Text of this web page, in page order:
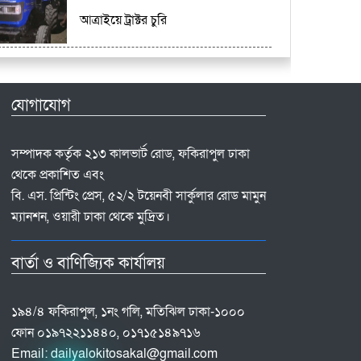
আত্রাইয়ে ট্রাক্টর চুরি
যোগাযোগ
সম্পাদক কর্তৃক ২১৩ কালভার্ট রোড, ফকিরাপুল ঢাকা
থেকে প্রকাশিত এবং
বি. এস. প্রিন্টিং প্রেস, ৫২/২ টয়েনবী সার্কুলার রোড মামুন
ম্যানশন, ওয়ারী ঢাকা থেকে মুদ্রিত।
বার্তা ও বাণিজ্যিক কার্যালয়
১৯৪/৪ ফকিরাপুল, ১নং গলি, মতিঝিল ঢাকা-১০০০
ফোন ০১৯৭২২১১৪৪০, ০১৭১৫১৪৯৭১৬
Email:dailyalokitosakal@gmail.com